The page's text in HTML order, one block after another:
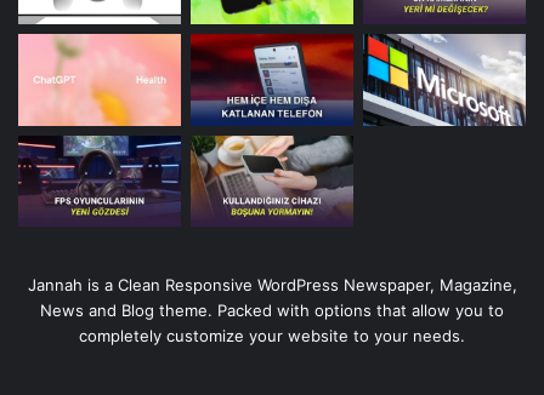
Jannah is a Clean Responsive WordPress Newspaper, Magazine,
News and Blog theme. Packed with options that allow you to
completely customize your website to your needs.